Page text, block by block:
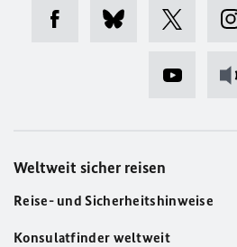
Weltweit sicher reisen
Reise- und Sicherheitshinweise
Konsulatfinder weltweit